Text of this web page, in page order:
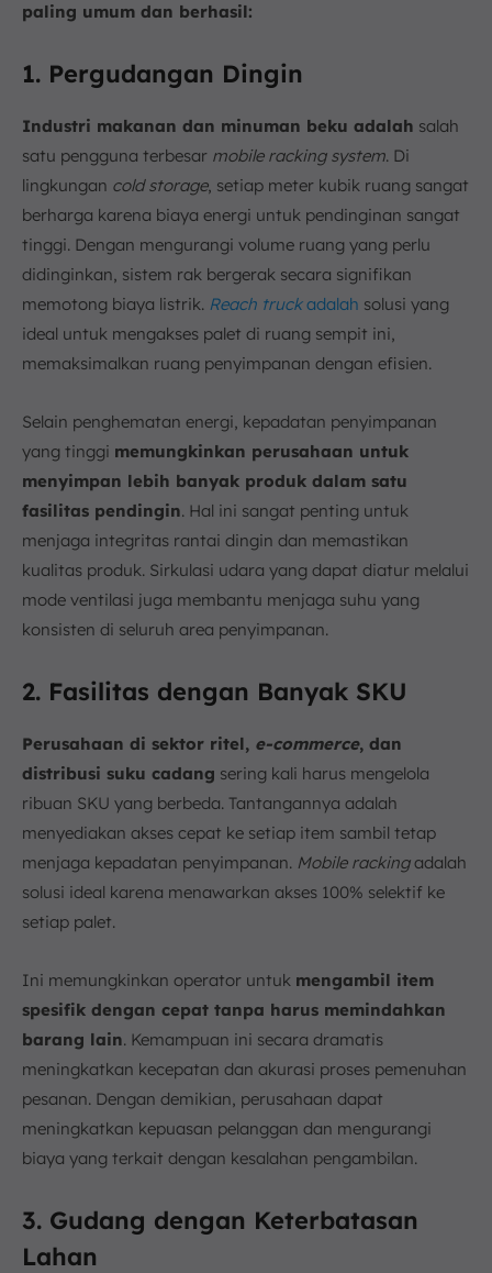
paling umum dan berhasil:
1. Pergudangan Dingin
Industri makanan dan minuman beku adalah salah
satu pengguna terbesar mobile racking system. Di
lingkungan cold storage, setiap meter kubik ruang sangat
berharga karena biaya energi untuk pendinginan sangat
tinggi. Dengan mengurangi volume ruang yang perlu
didinginkan, sistem rak bergerak secara signifikan
memotong biaya listrik. Reach truckadalah solusi yang
ideal untuk mengakses palet di ruang sempit ini,
memaksimalkan ruang penyimpanan dengan efisien.
Selain penghematan energi, kepadatan penyimpanan
yang tinggi memungkinkan perusahaan untuk
menyimpan lebih banyak produk dalam satu
fasilitas pendingin. Hal ini sangat penting untuk
menjaga integritas rantai dingin dan memastikan
kualitas produk. Sirkulasi udara yang dapat diatur melalui
mode ventilasi juga membantu menjaga suhu yang
konsisten di seluruh area penyimpanan.
2. Fasilitas dengan Banyak SKU
Perusahaan di sektor ritel, e-commerce, dan
distribusi suku cadang sering kali harus mengelola
ribuan SKU yang berbeda. Tantangannya adalah
menyediakan akses cepat ke setiap item sambil tetap
menjaga kepadatan penyimpanan. Mobile rackingadalah
solusi ideal karena menawarkan akses 100% selektif ke
setiap palet.
Ini memungkinkan operator untuk mengambil item
spesifik dengan cepat tanpa harus memindahkan
barang lain. Kemampuan ini secara dramatis
meningkatkan kecepatan dan akurasi proses pemenuhan
pesanan. Dengan demikian, perusahaan dapat
meningkatkan kepuasan pelanggan dan mengurangi
biaya yang terkait dengan kesalahan pengambilan.
3. Gudang dengan Keterbatasan
Lahan